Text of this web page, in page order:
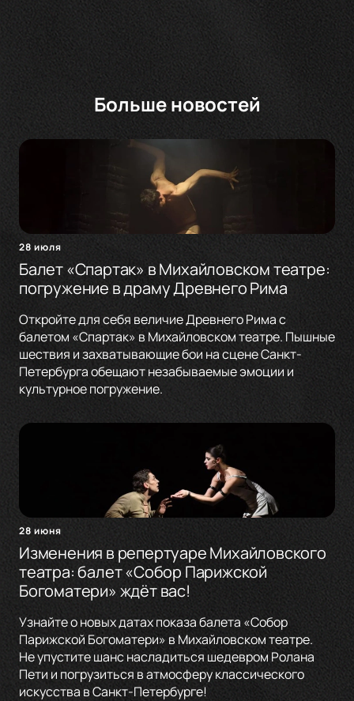
Больше новостей
28 июля
Балет «Спартак» в Михайловском театре:
погружение в драму Древнего Рима
Откройте для себя величие Древнего Рима с
балетом «Спартак» в Михайловском театре. Пышные
шествия и захватывающие бои на сцене Санкт-
Петербурга обещают незабываемые эмоции и
культурное погружение.
28 июня
Изменения в репертуаре Михайловского
театра: балет «Собор Парижской
Богоматери» ждёт вас!
Узнайте о новых датах показа балета «Собор
Парижской Богоматери» в Михайловском театре.
Не упустите шанс насладиться шедевром Ролана
Пети и погрузиться в атмосферу классического
искусства в Санкт-Петербурге!